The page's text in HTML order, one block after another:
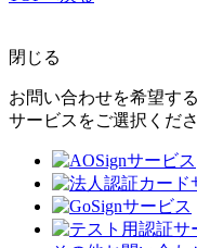
閉じる
お問い合わせを希望する
サービスをご選択くださ